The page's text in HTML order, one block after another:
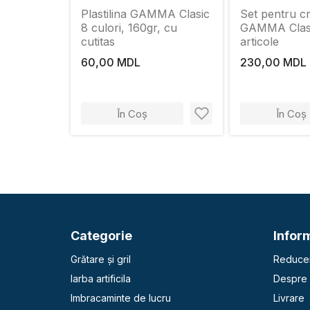
Plastilina GAMMA Clasic
8 culori, 160gr, cu
cutitas
60,00 MDL
În Coș
Set pentru
GAMMA
articole
230,00 MDL
În Coș
Categorie
Grătare și gril
Iarba artificila
Imbracaminte de lucru
Despre
Livrare